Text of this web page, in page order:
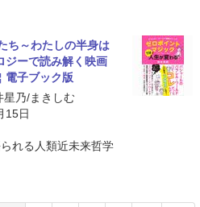
ち～わたしの半身は
ーで読み解く映画
電子ブック版
星乃/まきしむ
15日
れる人類近未来哲学